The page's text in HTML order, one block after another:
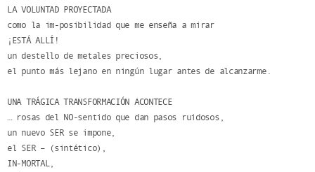
LA VOLUNTAD PROYECTADA
como la im-posibilidad que me enseña a mirar
¡ESTÁ ALLÍ!
un destello de metales preciosos,
el punto más lejano en ningún lugar antes de alcanzarme.
UNA TRÁGICA TRANSFORMACIÓN ACONTECE
… rosas del NO-sentido que dan pasos ruidosos,
un nuevo SER se impone,
el SER – (sintético),
IN-MORTAL,